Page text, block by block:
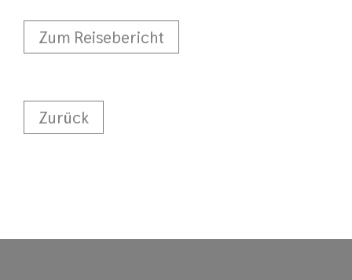
Zum Reisebericht
Zurück